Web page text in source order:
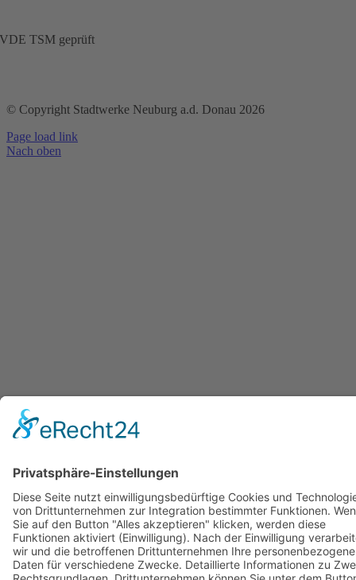
VDE TSM geprüft
© Copyright Stadtwerke Neuburg a.d. Donau 2026
Page load link
Nach oben